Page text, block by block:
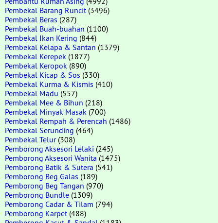
Pembekal Barang Runcit (3496)
Pembekal Beras (287)
Pembekal Buah-buahan (1100)
Pembekal Ikan Kering (844)
Pembekal Kelapa & Santan (1379)
Pembekal Kerepek (1877)
Pembekal Keropok (890)
Pembekal Kicap & Sos (330)
Pembekal Kurma & Kismis (410)
Pembekal Madu (557)
Pembekal Mee & Bihun (218)
Pembekal Minyak Masak (700)
Pembekal Rempah & Perencah (1486)
Pembekal Serunding (464)
Pembekal Telur(308)
Pemborong Aksesori Lelaki (245)
Pemborong Aksesori Wanita (1475)
Pemborong Batik & Sutera (541)
Pemborong Beg Galas (189)
Pemborong Beg Tangan (970)
Pemborong Bundle (1309)
Pemborong Cadar & Tilam (794)
Pemborong Karpet (488)